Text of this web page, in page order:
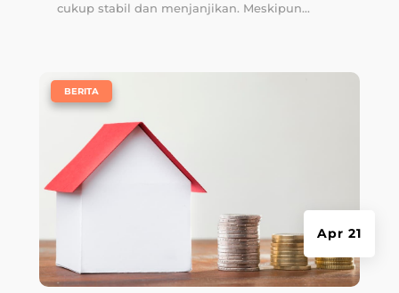
cukup stabil dan menjanjikan. Meskipun...
Apr 21
BERITA